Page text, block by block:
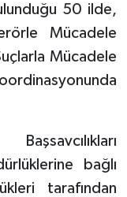
50 ilde,
Mücadele
Mücadele
bağlı
tarafından